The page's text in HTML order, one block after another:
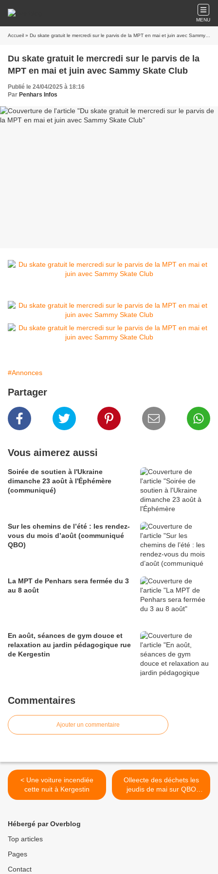
MENU
Accueil » Du skate gratuit le mercredi sur le parvis de la MPT en mai et juin avec Sammy Skate Club
Du skate gratuit le mercredi sur le parvis de la
MPT en mai et juin avec Sammy Skate Club
Publié le 24/04/2025 à 18:16
Par Penhars Infos
#Annonces
Partager
Vous aimerez aussi
Soirée de soutien à l'Ukraine
dimanche 23 août à l'Éphémère
(communiqué)
Sur les chemins de l’été : les rendez-
vous du mois d’août (communiqué
QBO)
La MPT de Penhars sera fermée du 3
au 8 août
En août, séances de gym douce et
relaxation au jardin pédagogique rue
de Kergestin
Commentaires
Ajouter un commentaire
< Une voiture incendiée
cette nuit à Kergestin
Olleecte des déchets les
jeudis de mai sur QBO
(communiqué) >
Hébergé par Overblog
Top articles
Pages
Contact